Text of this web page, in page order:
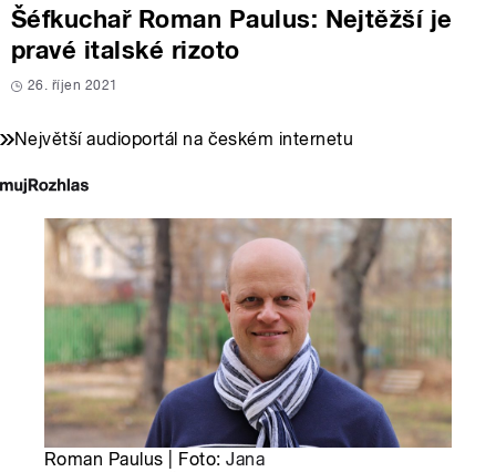
Šéfkuchař Roman Paulus: Nejtěžší je
pravé italské rizoto
26. říjen 2021
Největší audioportál na českém internetu
Roman Paulus | Foto:Jana